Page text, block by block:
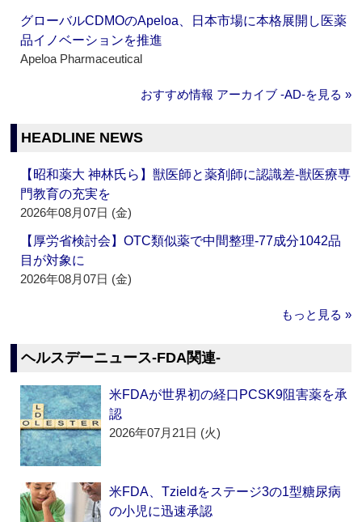
グローバルCDMOのApeloa、日本市場に本格展開し医薬
品イノベーションを推進
Apeloa Pharmaceutical
おすすめ情報 アーカイブ ‐AD‐を見る »
HEADLINE NEWS
【昭和薬大 神林氏ら】獣医師と薬剤師に認識差‐獣医療専
門教育の充実を
2026年08月07日 (金)
【厚労省検討会】OTC類似薬で中間整理‐77成分1042品
目が対象に
2026年08月07日 (金)
もっと見る »
ヘルスデーニュース‐FDA関連‐
米FDAが世界初の経口PCSK9阻害薬を承
認
2026年07月21日 (火)
米FDA、Tzieldをステージ3の1型糖尿病
の小児に迅速承認